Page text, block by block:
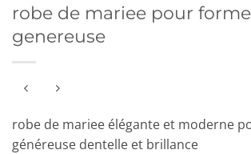
robe de mariee pour
genereuse
robe de mariee élégante et moderne
généreuse dentelle et brillance